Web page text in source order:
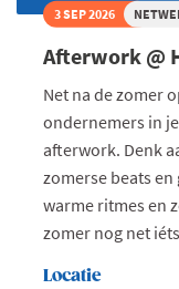
3 SEP 2026
Afterwork @
Net na de zomer
ondernemers in
afterwork. Denk
zomerse beats
warme ritmes en
zomer nog net
Locatie